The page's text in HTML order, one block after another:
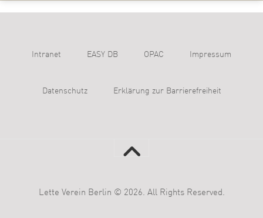
Intranet EASY DB OPAC Impressum
Datenschutz Erklärung zur Barrierefreiheit
Lette Verein Berlin © 2026. All Rights Reserved.